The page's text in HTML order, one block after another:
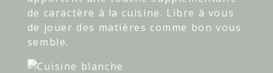
de caractère à la cuisine. Libre à vous
de jouer des matières comme bon vous
semble.